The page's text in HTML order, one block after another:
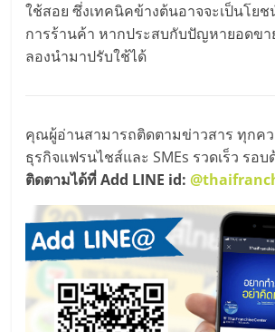
ปรึกษา
แฟ
รน
ไชส์
แฟ
ไชส์
รน
ใช้สอย ซึ่งเทคนิคข้างต้นอาจจะเป็นโย
การร้านค้า หากประสบกับปัญหายอดขา
ลองนำมาปรับใช้ได้
คุณผู้อ่านสามารถติดตามข่าวสาร ทุกค
ธุรกิจแฟรนไชส์และ SMEs รวดเร็ว รอบ
ติดตามได้ที่ Add LINE id: